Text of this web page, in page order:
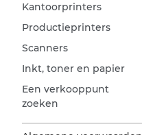
Kantoorprinters
Productieprinters
Scanners
Inkt, toner en papier
Een verkooppunt
zoeken